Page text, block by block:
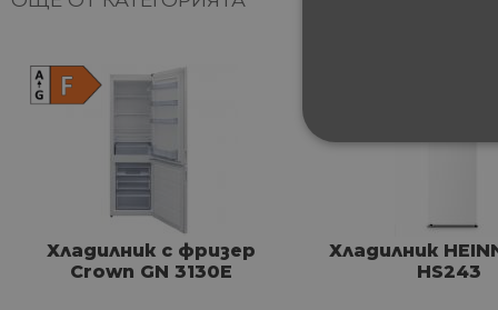
Хладилник с фризер
Crown GN 3130E
Хладилник
HS243